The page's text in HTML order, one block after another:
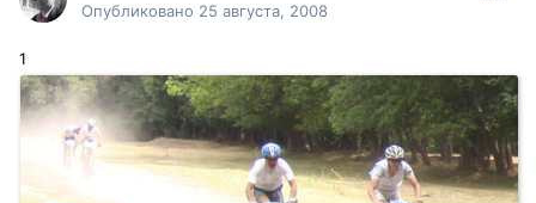
Опубликовано 25 августа, 2008
1